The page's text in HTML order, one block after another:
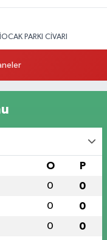
PARKI CİVARI
O P
0 0
0 0
0 0